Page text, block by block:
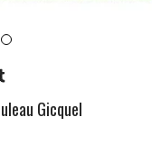
Gicquel